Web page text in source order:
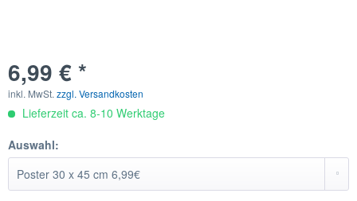
6,99 € *
inkl. MwSt.zzgl. Versandkosten
Lieferzeit ca. 8-10 Werktage
Auswahl: